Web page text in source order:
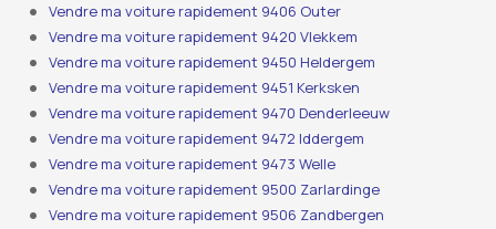
Vendre ma voiture rapidement 9406 Outer
Vendre ma voiture rapidement 9420 Vlekkem
Vendre ma voiture rapidement 9450 Heldergem
Vendre ma voiture rapidement 9451 Kerksken
Vendre ma voiture rapidement 9470 Denderleeuw
Vendre ma voiture rapidement 9472 Iddergem
Vendre ma voiture rapidement 9473 Welle
Vendre ma voiture rapidement 9500 Zarlardinge
Vendre ma voiture rapidement 9506 Zandbergen